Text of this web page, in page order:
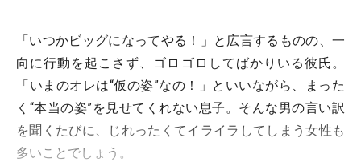
「いつかビッグになってやる！」と広言するものの、一
向に行動を起こさず、ゴロゴロしてばかりいる彼氏。
「いまのオレは“仮の姿”なの！」といいながら、まった
く“本当の姿”を見せてくれない息子。そんな男の言い訳
を聞くたびに、じれったくてイライラしてしまう女性も
多いことでしょう。